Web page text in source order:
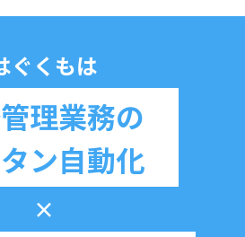
ぐくもは
理業務の
ン自動化
×